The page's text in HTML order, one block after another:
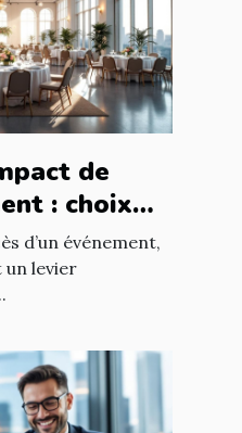
de
: choix
la salle
d’un événement,
un levier